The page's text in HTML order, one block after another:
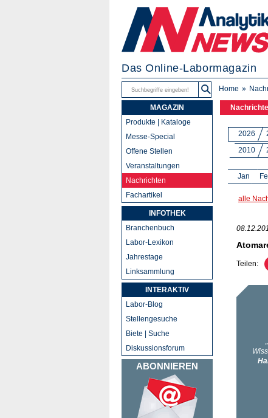
Das Online-Labormagazin
Home
2026
2010
Jan
alle
Teilen:
MAGAZIN
Produkte | Kataloge
Messe-Special
Offene Stellen
Veranstaltungen
Nachrichten
Fachartikel
INFOTHEK
Branchenbuch
Labor-Lexikon
Jahrestage
Linksammlung
INTERAKTIV
Labor-Blog
Stellengesuche
Biete | Suche
Diskussionsforum
ABONNIEREN